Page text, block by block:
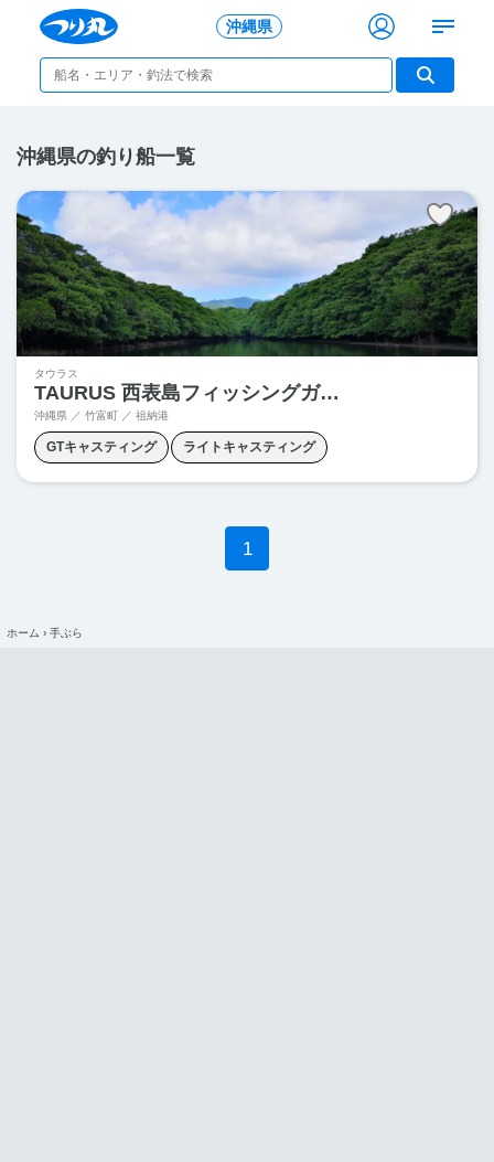
沖縄県
沖縄県の釣り船一覧
タウラス
TAURUS 西表島フィッシングガイドサービス
沖縄県 ／ 竹富町 ／ 祖納港
GTキャスティング ライトキャスティング
1
ホーム › 手ぶら